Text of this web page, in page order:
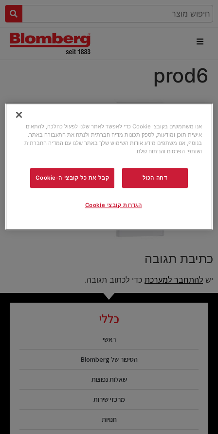
prod6
כתיבת תגובה
יש להתחבר למערכת כדי לכתוב תגובה.
כללי
ראשי
הסיפור של Blomberg
שאלות נפוצות
מרכזי שירות
חנויות
אנו משתמשים בקובצי Cookie כדי לאפשר לאתר שלנו לפעול כהלכה, להתאים
אישית תוכן ומודעות, לספק תכונות מדיה חברתית ולנתח את התעבורה באתר.
בנוסף, אנו משתפים מידע אודות השימוש שלך באתר שלנו עם המדיה החברתית
ושותפי הפרסום והניתוח שלנו.
דחה הכול קבל את כל קובצי ה-Cookie
הגדרות קובצי Cookie